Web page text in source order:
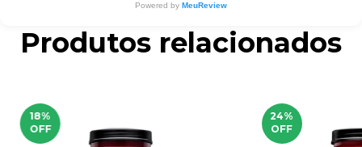
Powered by MeuReview
Produtos relacionados
18%
OFF
24%
OFF